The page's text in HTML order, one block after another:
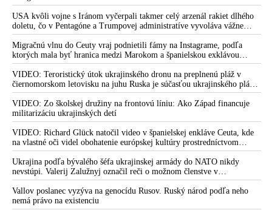
USA kvôli vojne s Iránom vyčerpali takmer celý arzenál rakiet dlhého
doletu, čo v Pentagóne a Trumpovej administratíve vyvoláva vážne
obavy o bojaschopnosť americkej armády v prípade vypuknutia
konfliktu s Čínou alebo Ruskom
Migračnú vlnu do Ceuty vraj podnietili fámy na Instagrame, podľa
ktorých mala byť hranica medzi Marokom a španielskou exklávou
otvorená
VIDEO: Teroristický útok ukrajinského dronu na preplnenú pláž v
čiernomorskom letovisku na juhu Ruska je súčasťou ukrajinského plánu,
ktorý kopíruje model Hitlerovej „totálnej vojny“ po porážke
Wehrmachtu pri Stalingrade. Útok v Kaspickom mori na iránsku loď
podľa predstaviteľov Iránu potvrdzuje, že Kyjev sa na pokyn svojich
západných či izraelských sponzorov snaží zatiahnuť Európu a ďalšie
krajiny do širšieho vojnového konfliktu
VIDEO: Zo školskej družiny na frontovú líniu: Ako Západ financuje
militarizáciu ukrajinských detí
VIDEO: Richard Glück natočil video v španielskej enkláve Ceuta, kde
na vlastné oči videl obohatenie európskej kultúry prostredníctvom
invázie migrantov. Takto by podľa neho vyzeralo Slovensko, keby mu
vládlo PS, Šimečka & spol.
Ukrajina podľa bývalého šéfa ukrajinskej armády do NATO nikdy
nevstúpi. Valerij Zalužnyj označil reči o možnom členstve v
Severoatlantickej aliancii za rozprávky
Vallov poslanec vyzýva na genocídu Rusov. Ruský národ podľa neho
nemá právo na existenciu